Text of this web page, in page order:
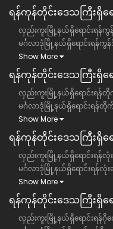
ရန်ကုန်တိုင်းဒေသကြီး​ရှိရေ
လှည်းကူးမြို့နယ်ရှိရောင်းရန်ကွန်
မင်္ဂလာဒုံမြို့နယ်ရှိရောင်းရန်ကွန်ဒို
Show More
ရန်ကုန်တိုင်းဒေသကြီး​ရှိရေ
လှည်းကူးမြို့နယ်ရှိရောင်းရန်တိုက်
မင်္ဂလာဒုံမြို့နယ်ရှိရောင်းရန်တိုက်
Show More
ရန်ကုန်တိုင်းဒေသကြီး​ရှိရေ
လှည်းကူးမြို့နယ်ရှိရောင်းရန်လုံးခ
မင်္ဂလာဒုံမြို့နယ်ရှိရောင်းရန်လုံးခ
Show More
ရန်ကုန်တိုင်းဒေသကြီး​ရှိရေ
လှည်းကူးမြို့နယ်ရှိရောင်းရန်ဂိုထ